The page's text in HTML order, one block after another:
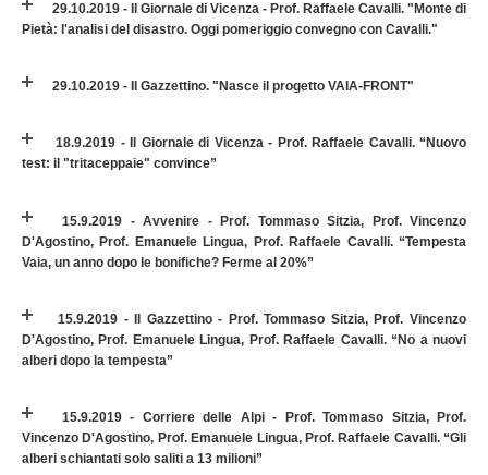
29.10.2019 - Il Giornale di Vicenza - Prof. Raffaele Cavalli. "Monte di
Pietà: l'analisi del disastro. Oggi pomeriggio convegno con Cavalli."
29.10.2019 - Il Gazzettino. "Nasce il progetto VAIA-FRONT"
18.9.2019 - Il Giornale di Vicenza - Prof. Raffaele Cavalli. “Nuovo
test: il "tritaceppaie" convince”
15.9.2019 - Avvenire - Prof. Tommaso Sitzia, Prof. Vincenzo
D'Agostino, Prof. Emanuele Lingua, Prof. Raffaele Cavalli. “Tempesta
Vaia, un anno dopo le bonifiche? Ferme al 20%”
15.9.2019 - Il Gazzettino - Prof. Tommaso Sitzia, Prof. Vincenzo
D'Agostino, Prof. Emanuele Lingua, Prof. Raffaele Cavalli. “No a nuovi
alberi dopo la tempesta”
15.9.2019 - Corriere delle Alpi - Prof. Tommaso Sitzia, Prof.
Vincenzo D'Agostino, Prof. Emanuele Lingua, Prof. Raffaele Cavalli. “Gli
alberi schiantati solo saliti a 13 milioni”